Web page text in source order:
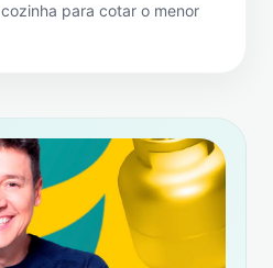
para cotar o menor